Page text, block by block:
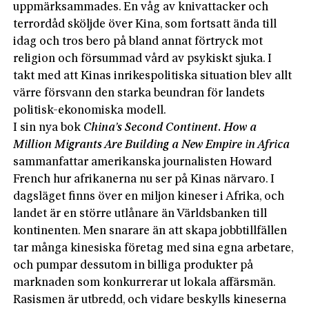
uppmärksammades. En våg av knivattacker och
terrordåd sköljde över Kina, som fortsatt ända till
idag och tros bero på bland annat förtryck mot
religion och försummad vård av psykiskt sjuka. I
takt med att Kinas inrikespolitiska situation blev allt
värre försvann den starka beundran för landets
politisk-ekonomiska modell.
I sin nya bok China’s Second Continent. How a
Million Migrants Are Building a New Empire in Africa
sammanfattar amerikanska journalisten Howard
French hur afrikanerna nu ser på Kinas närvaro. I
dagsläget finns över en miljon kineser i Afrika, och
landet är en större utlånare än Världsbanken till
kontinenten. Men snarare än att skapa jobbtillfällen
tar många kinesiska företag med sina egna arbetare,
och pumpar dessutom in billiga produkter på
marknaden som konkurrerar ut lokala affärsmän.
Rasismen är utbredd, och vidare beskylls kineserna